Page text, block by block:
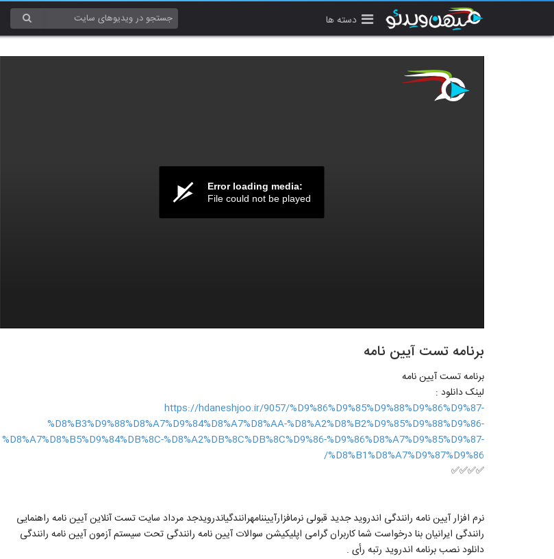
دسته ها
Error loading media:
File could not be played
برنامه تست آيين نامه
برنامه تست آيين نامه
لینک دانلود :
https://hdaneshjoo.ir/9057/%D9%86%D9%85%D9%88%D9%86%D9%87-
%D8%B3%D9%88%D8%A7%D9%84%D8%A7%D8%AA-%D8%A2%D8%B2%D9%85%D9%88%D9%86-
%D8%A7%D8%B5%D9%84%DB%8C-%D8%A2%DB%8C%DB%8C%D9%86-%D9%86%D8%A7%D9%85%D9%87-
%D8%B1%D8%A7%D9%87%D9%86/
✅✅✅✅
نرم افزار آیین نامه رانندگی اندروید جدید قبولی نرمافزارآییننامهرانندگیاندرویدجد مرداد سایت تست آنلاین آیین نامه راهنمایی
رانندگی ایرانیان بنا درخواست شما کاربران گرامی اپلیکیشن سوالات آیین نامه رانندگی تحت سیستم آزمون آیین نامه رانندگی
دانلود نصب برنامه اندروید رتبه رأی .